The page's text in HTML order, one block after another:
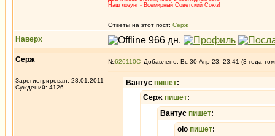
Наш лозунг - Всемирный Советский Союз!
Ответы на этот пост: Серж
Наверх
Серж
Зарегистрирован: 28.01.2011
Суждений: 4126
№626110 Добавлено: Вс 30 Апр 23, 23:41 (3 года
Вантус пишет:
Серж пишет:
Вантус пишет:
olo пишет: